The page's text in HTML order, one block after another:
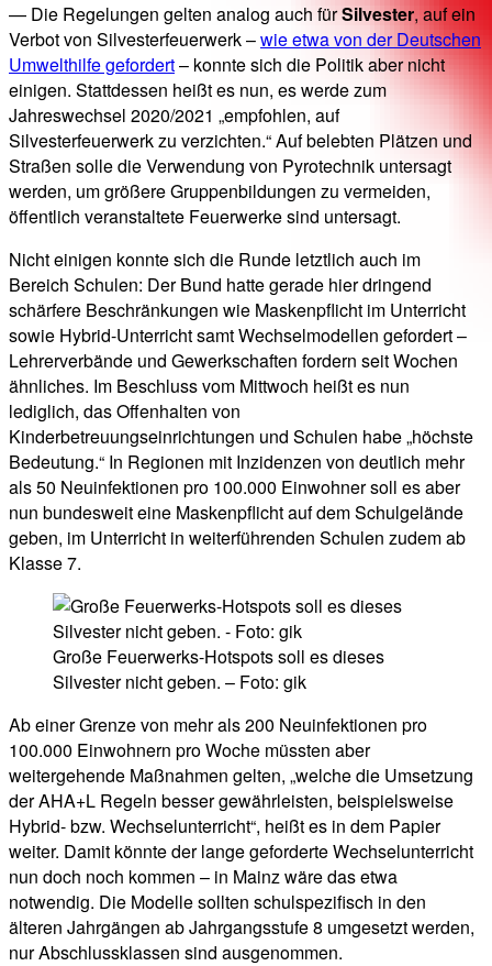
— Die Regelungen gelten analog auch fürSilvester, auf ein
Verbot von Silvesterfeuerwerk –wie etwa von der Deutschen
Umwelthilfe gefordert– konnte sich die Politik aber nicht
einigen. Stattdessen heißt es nun, es werde zum
Jahreswechsel 2020/2021 „empfohlen, auf
Silvesterfeuerwerk zu verzichten.“ Auf belebten Plätzen und
Straßen solle die Verwendung von Pyrotechnik untersagt
werden, um größere Gruppenbildungen zu vermeiden,
öffentlich veranstaltete Feuerwerke sind untersagt.
Nicht einigen konnte sich die Runde letztlich auch im
Bereich Schulen: Der Bund hatte gerade hier dringend
schärfere Beschränkungen wie Maskenpflicht im Unterricht
sowie Hybrid-Unterricht samt Wechselmodellen gefordert –
Lehrerverbände und Gewerkschaften fordern seit Wochen
ähnliches. Im Beschluss vom Mittwoch heißt es nun
lediglich, das Offenhalten von
Kinderbetreuungseinrichtungen und Schulen habe „höchste
Bedeutung.“ In Regionen mit Inzidenzen von deutlich mehr
als 50 Neuinfektionen pro 100.000 Einwohner soll es aber
nun bundesweit eine Maskenpflicht auf dem Schulgelände
geben, im Unterricht in weiterführenden Schulen zudem ab
Klasse 7.
Große Feuerwerks-Hotspots soll es dieses
Silvester nicht geben. – Foto: gik
Ab einer Grenze von mehr als 200 Neuinfektionen pro
100.000 Einwohnern pro Woche müssten aber
weitergehende Maßnahmen gelten, „welche die Umsetzung
der AHA+L Regeln besser gewährleisten, beispielsweise
Hybrid- bzw. Wechselunterricht“, heißt es in dem Papier
weiter. Damit könnte der lange geforderte Wechselunterricht
nun doch noch kommen – in Mainz wäre das etwa
notwendig. Die Modelle sollten schulspezifisch in den
älteren Jahrgängen ab Jahrgangsstufe 8 umgesetzt werden,
nur Abschlussklassen sind ausgenommen.